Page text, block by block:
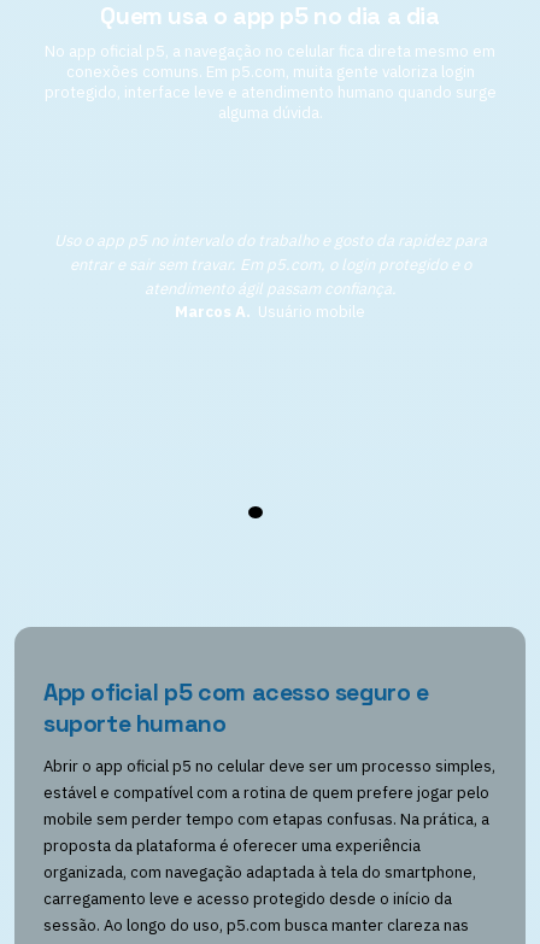
Quem usa o app p5 no dia a dia
No app oficial p5, a navegação no celular fica direta mesmo em
conexões comuns. Em p5.com, muita gente valoriza login
protegido, interface leve e atendimento humano quando surge
alguma dúvida.
Uso o app p5 no intervalo do trabalho e gosto da rapidez para
entrar e sair sem travar. Em p5.com, o login protegido e o
atendimento ágil passam confiança.
Marcos A. Usuário mobile
App oficial p5 com acesso seguro e
suporte humano
Abrir o app oficial p5 no celular deve ser um processo simples,
estável e compatível com a rotina de quem prefere jogar pelo
mobile sem perder tempo com etapas confusas. Na prática, a
proposta da plataforma é oferecer uma experiência
organizada, com navegação adaptada à tela do smartphone,
carregamento leve e acesso protegido desde o início da
sessão. Ao longo do uso, p5.com busca manter clareza nas